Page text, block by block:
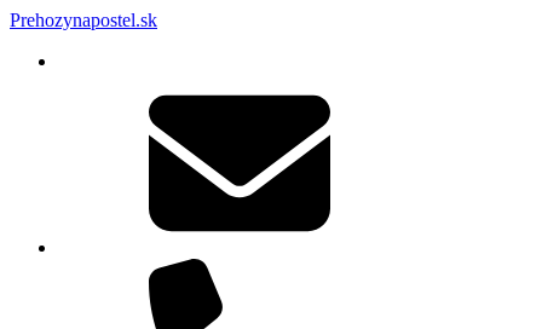
Prehozynapostel.sk